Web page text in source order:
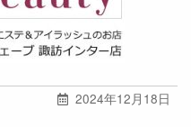
2024年12月18日